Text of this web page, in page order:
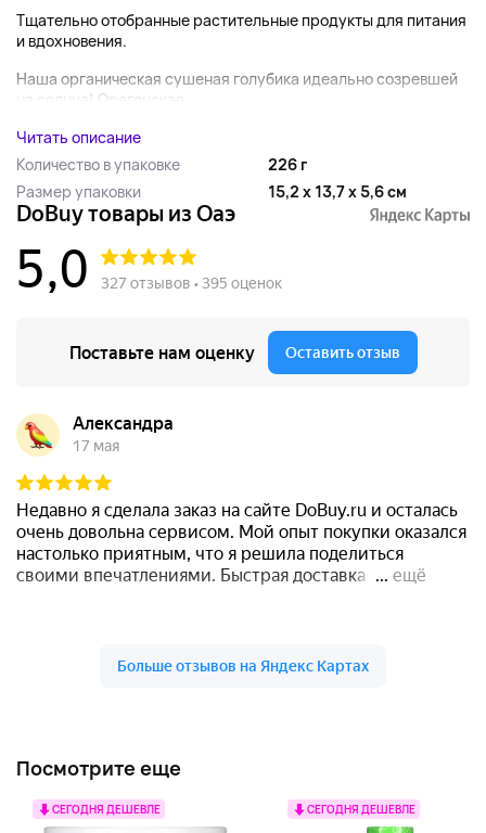
Тщательно отобранные растительные продукты для питания
и вдохновения.
Наша органическая сушеная голубика идеально созревшей
на солнце! Орегонская...
Читать описание
Количество в упаковке
226 г
Размер упаковки
15,2 x 13,7 x 5,6 см
Посмотрите еще
СЕГОДНЯ ДЕШЕВЛЕ СЕГОДНЯ ДЕШЕВЛЕ